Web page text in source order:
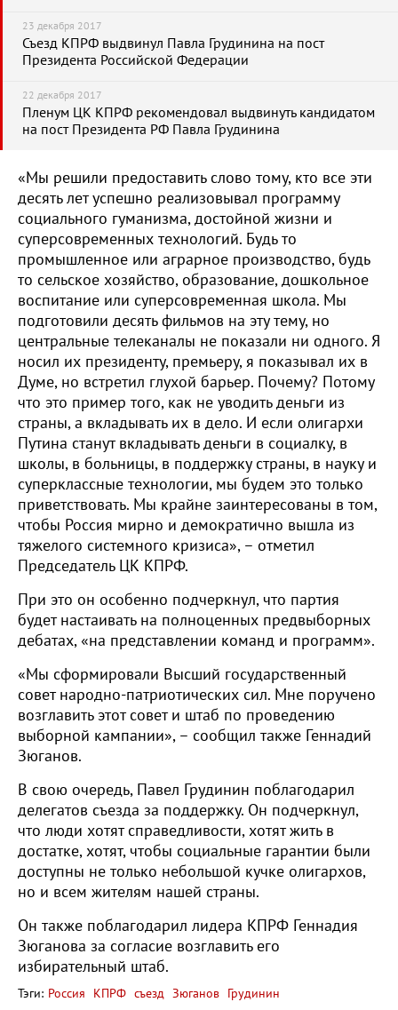
23 декабря 2017
Съезд КПРФ выдвинул Павла Грудинина на пост
Президента Российской Федерации
22 декабря 2017
Пленум ЦК КПРФ рекомендовал выдвинуть кандидатом
на пост Президента РФ Павла Грудинина
«Мы решили предоставить слово тому, кто все эти
десять лет успешно реализовывал программу
социального гуманизма, достойной жизни и
суперсовременных технологий. Будь то
промышленное или аграрное производство, будь
то сельское хозяйство, образование, дошкольное
воспитание или суперсовременная школа. Мы
подготовили десять фильмов на эту тему, но
центральные телеканалы не показали ни одного. Я
носил их президенту, премьеру, я показывал их в
Думе, но встретил глухой барьер. Почему? Потому
что это пример того, как не уводить деньги из
страны, а вкладывать их в дело. И если олигархи
Путина станут вкладывать деньги в социалку, в
школы, в больницы, в поддержку страны, в науку и
суперклассные технологии, мы будем это только
приветствовать. Мы крайне заинтересованы в том,
чтобы Россия мирно и демократично вышла из
тяжелого системного кризиса», – отметил
Председатель ЦК КПРФ.
При это он особенно подчеркнул, что партия
будет настаивать на полноценных предвыборных
дебатах, «на представлении команд и программ».
«Мы сформировали Высший государственный
совет народно-патриотических сил. Мне поручено
возглавить этот совет и штаб по проведению
выборной кампании», – сообщил также Геннадий
Зюганов.
В свою очередь, Павел Грудинин поблагодарил
делегатов съезда за поддержку. Он подчеркнул,
что люди хотят справедливости, хотят жить в
достатке, хотят, чтобы социальные гарантии были
доступны не только небольшой кучке олигархов,
но и всем жителям нашей страны.
Он также поблагодарил лидера КПРФ Геннадия
Зюганова за согласие возглавить его
избирательный штаб.
Тэги: Россия КПРФ съезд Зюганов Грудинин